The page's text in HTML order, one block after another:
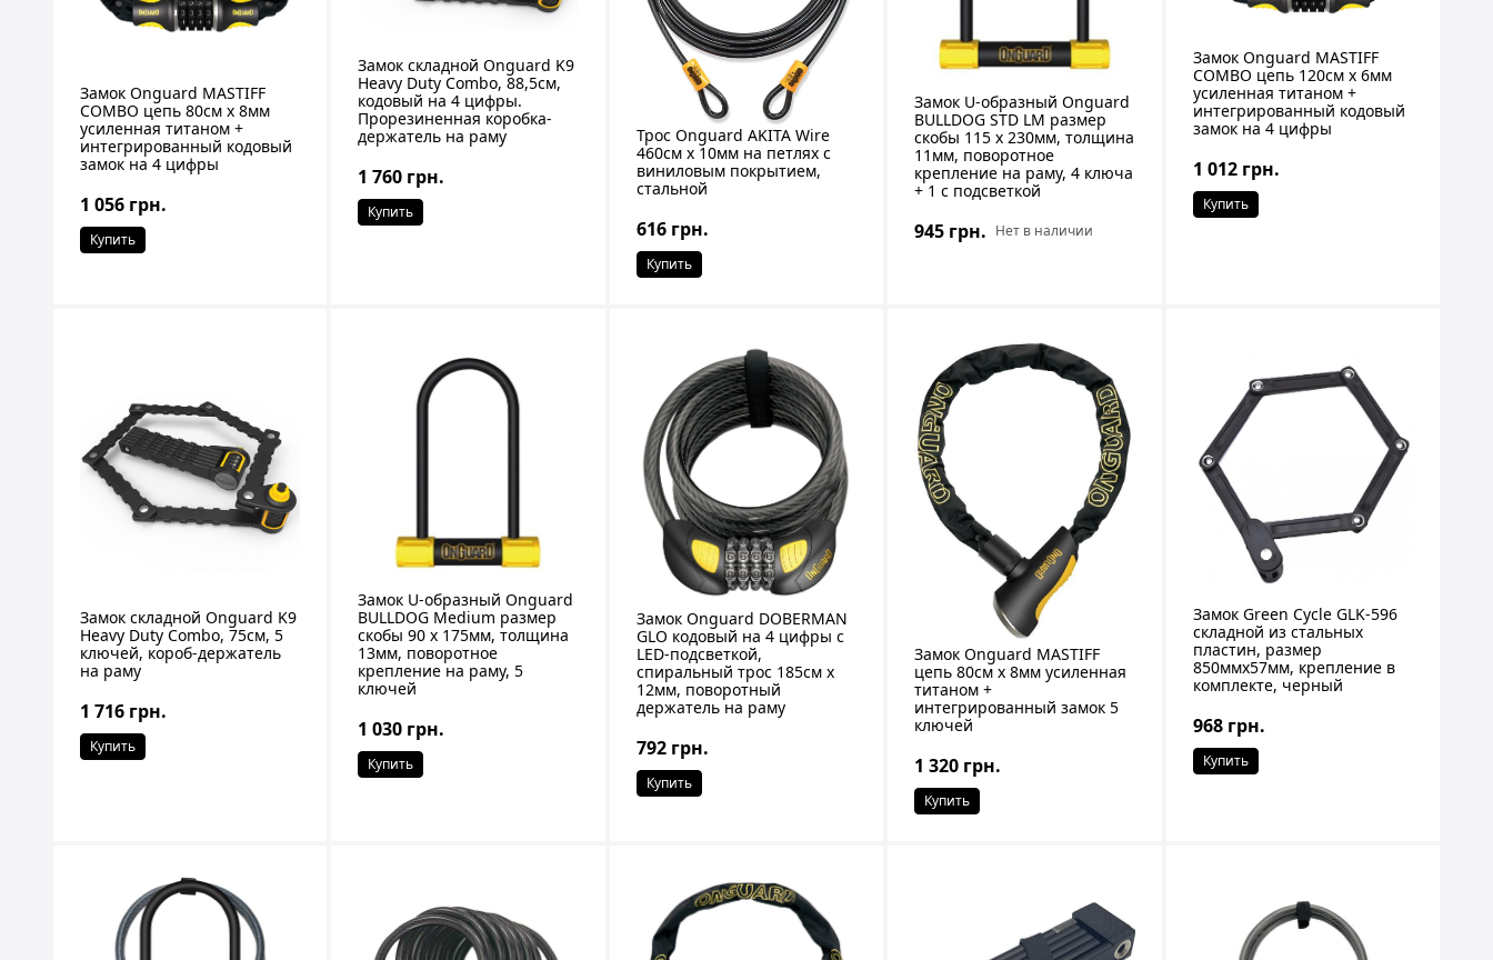
Замок Onguard MASTIFF
COMBO цепь 80cм x 8мм
усиленная титаном +
интегрированный кодовый
замок на 4 цифры
1 056 грн.
Купить
Замок складной Onguard K9
Heavy Duty Combo, 88,5см,
кодовый на 4 цифры.
Прорезиненная коробка-
держатель на раму
1 760 грн.
Купить
Трос Onguard AKITA Wire
460см х 10мм на петлях с
виниловым покрытием,
стальной
616 грн.
Купить
Замок U-образный Onguard
BULLDOG STD LM размер
скобы 115 x 230мм, толщина
11мм, поворотное
крепление на раму, 4 ключа
+ 1 с подсветкой
945 грн. Нет в наличии
Замок Onguard MASTIFF
COMBO цепь 120cм x 6мм
усиленная титаном +
интегрированный кодовый
замок на 4 цифры
1 012 грн.
Купить
Замок складной Onguard K9
Heavy Duty Combo, 75см, 5
ключей, короб-держатель
на раму
1 716 грн.
Купить
Замок U-образный Onguard
BULLDOG Medium размер
скобы 90 x 175мм, толщина
13мм, поворотное
крепление на раму, 5
ключей
1 030 грн.
Купить
Замок Onguard DOBERMAN
GLO кодовый на 4 цифры с
LED-подсветкой,
спиральный трос 185см х
12мм, поворотный
держатель на раму
792 грн.
Купить
Замок Onguard MASTIFF
цепь 80cм x 8мм усиленная
титаном +
интегрированный замок 5
ключей
1 320 грн.
Купить
Замок Green Cycle GLK-596
складной из стальных
пластин, размер
850ммх57мм, крепление в
комплекте, черный
968 грн.
Купить